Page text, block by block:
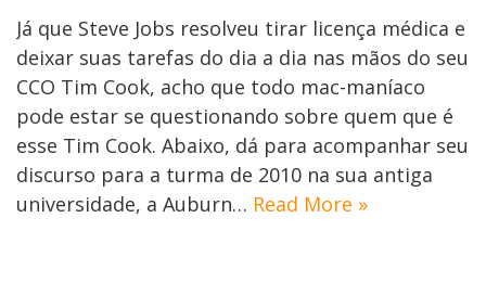
Já que Steve Jobs resolveu tirar licença médica e
deixar suas tarefas do dia a dia nas mãos do seu
CCO Tim Cook, acho que todo mac-maníaco
pode estar se questionando sobre quem que é
esse Tim Cook. Abaixo, dá para acompanhar seu
discurso para a turma de 2010 na sua antiga
universidade, a Auburn… Read More »